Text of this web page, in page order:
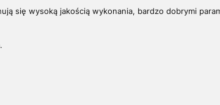
się wysoką jakością wykonania, bardzo dobrymi